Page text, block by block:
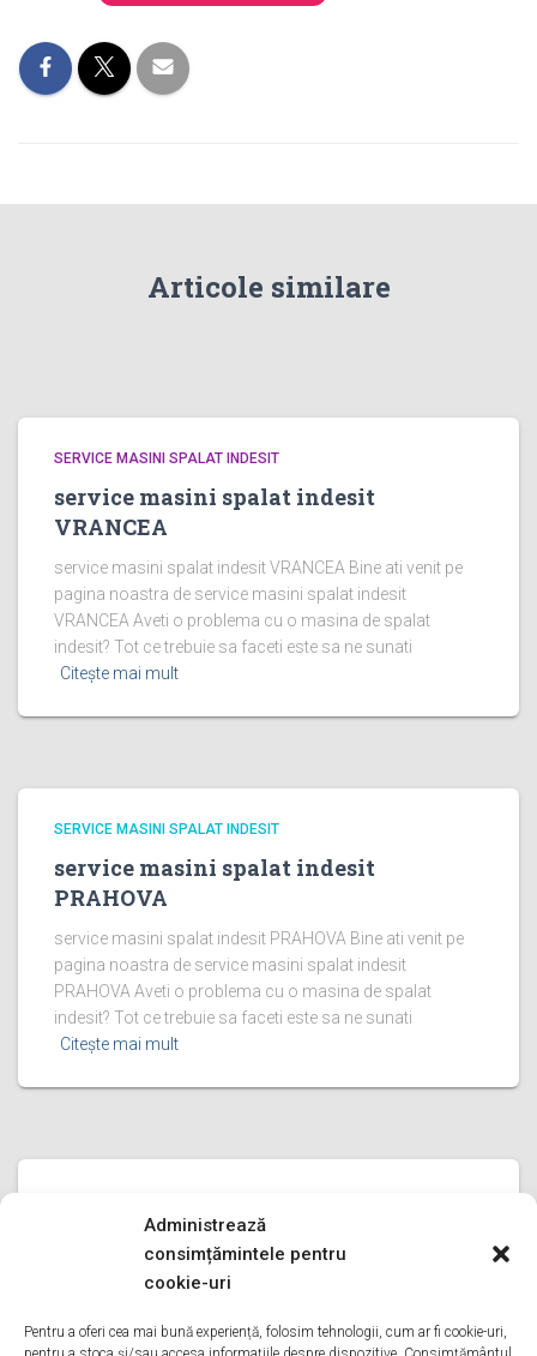
Administrează
consimțămintele pentru
cookie-uri
Pentru a oferi cea mai bună experiență, folosim tehnologii, cum ar fi cookie-uri,
Articole similare
SERVICE MASINI SPALAT INDESIT
service masini spalat indesit
VRANCEA
service masini spalat indesit VRANCEA Bine ati venit pe
pagina noastra de service masini spalat indesit
VRANCEA Aveti o problema cu o masina de spalat
indesit? Tot ce trebuie sa faceti este sa ne sunati
Citește mai mult
SERVICE MASINI SPALAT INDESIT
service masini spalat indesit
PRAHOVA
service masini spalat indesit PRAHOVA Bine ati venit pe
pagina noastra de service masini spalat indesit
PRAHOVA Aveti o problema cu o masina de spalat
indesit? Tot ce trebuie sa faceti este sa ne sunati
Citește mai mult
service masini spalat indesit ILFOV
service masini spalat indesit ILFOV Bine ati venit pe
Aveti o problema cu o masina de spalat indesit? Tot ce